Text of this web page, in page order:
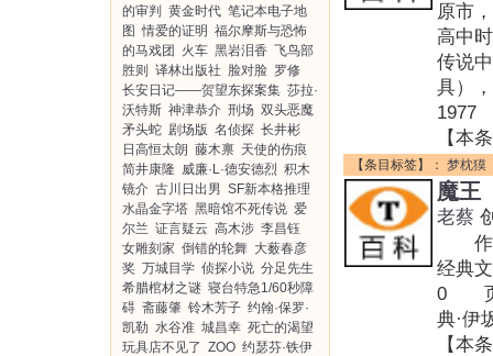
的审判
黄金时代 笔记本电子地
图 情爱的证明 福尔摩斯与恐怖
的马戏团
火车 黑岩泪香 飞鸟部
胜则
译林出版社 脸对脸 罗修
长安日记——贺望东探案集 莎拉·
沃特斯 神津恭介 刑场 双头恶魔
矛头蛇 剧场版 名侦探 长井彬
日高恒太朗 藤木禀 天使的伤痕
简井康隆 威廉·L·德安德烈 积木
镜介 古川日出男 SF新本格推理
水晶金字塔 黑暗馆不死传说 爱
尔兰 证言疑云 高木涉 李昌钰
女雕刻家 倒错的轮舞 大薮春彦
奖 万城目学 侦探小说 分足先生
希腊棺材之谜 寝台特急1/60秒障
碍 斋藤肇 铃木芳子 约翰·保罗·
凯勒 水谷准 城昌幸 死亡的渴望
玩具店不见了 ZOO 约瑟芬·铁伊
原市
高中
传说
具）
1977
【本
【条目标签】： 梦枕獏
魔王
老蔡
作
经典
0 页
典·伊
【本